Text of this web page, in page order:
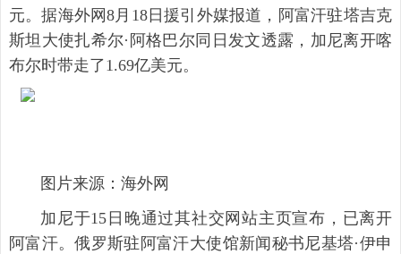
元。据海外网8月18日援引外媒报道，阿富汗驻塔吉克
斯坦大使扎希尔·阿格巴尔同日发文透露，加尼离开喀
布尔时带走了1.69亿美元。
图片来源：海外网
加尼于15日晚通过其社交网站主页宣布，已离开
阿富汗。俄罗斯驻阿富汗大使馆新闻秘书尼基塔·伊申